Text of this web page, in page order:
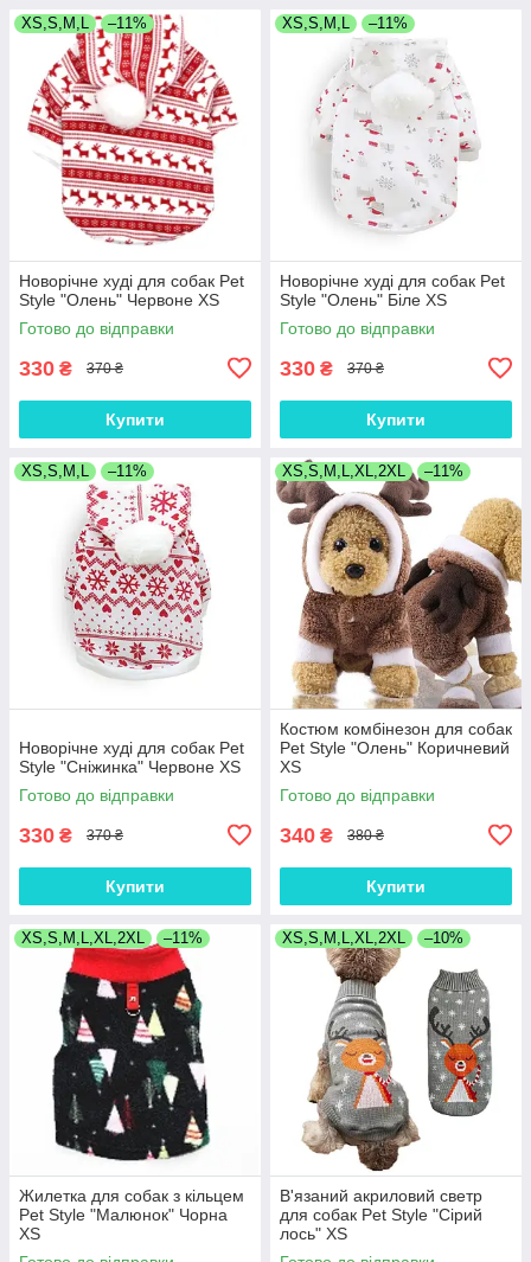
XS,S,M,L –11%
Новорічне худі для собак Pet
Style "Олень" Червоне XS
Готово до відправки
330 ₴ 370 ₴
Купити
XS,S,M,L –11%
Новорічне худі для собак Pet
Style "Олень" Біле XS
Готово до відправки
330 ₴ 370 ₴
Купити
XS,S,M,L –11%
Новорічне худі для собак Pet
Style "Сніжинка" Червоне XS
Готово до відправки
330 ₴ 370 ₴
Купити
XS,S,M,L,XL,2XL –11%
Костюм комбінезон для собак
Pet Style "Олень" Коричневий
XS
Готово до відправки
340 ₴ 380 ₴
Купити
XS,S,M,L,XL,2XL –11%
Жилетка для собак з кільцем
Pet Style "Малюнок" Чорна
XS
XS,S,M,L,XL,2XL –10%
В'язаний акриловий светр
для собак Pet Style "Сірий
лось" XS